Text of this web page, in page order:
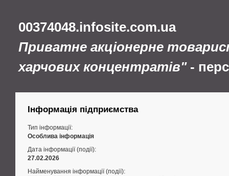
00374048.infosite.com.ua
Приватне акціонерне
харчових концентратів"-
Інформація підприємства
Тип інформації:
Особлива інформація
Дата інформації (події):
27.02.2026
Найменування інформації (події):